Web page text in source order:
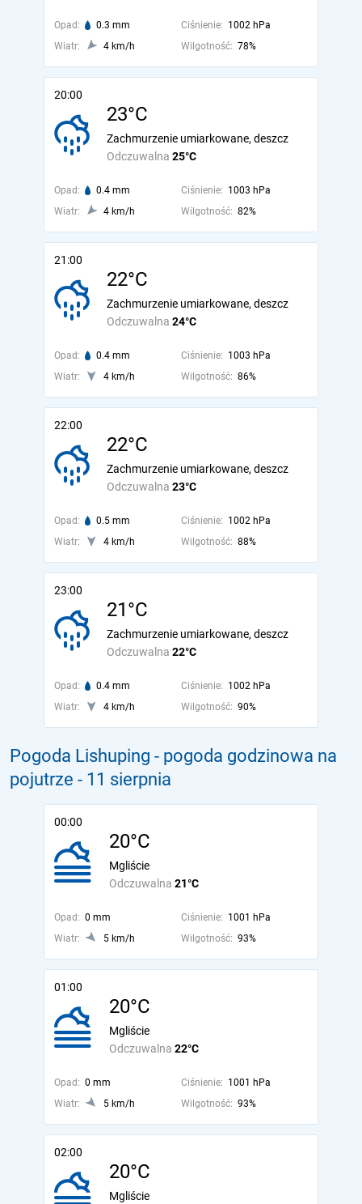
Opad: 0.3 mm Ciśnienie: 1002 hPa
Wiatr:
4 km/h Wilgotność: 78%
20:00
23°C
Odczuwalna 25°C
Zachmurzenie umiarkowane, deszcz
Opad: 0.4 mm Ciśnienie: 1003 hPa
Wiatr:
4 km/h Wilgotność: 82%
21:00
22°C
Odczuwalna 24°C
Zachmurzenie umiarkowane, deszcz
Opad: 0.4 mm Ciśnienie: 1003 hPa
Wiatr:
4 km/h Wilgotność: 86%
22:00
22°C
Odczuwalna 23°C
Zachmurzenie umiarkowane, deszcz
Opad: 0.5 mm Ciśnienie: 1002 hPa
Wiatr:
4 km/h Wilgotność: 88%
23:00
21°C
Odczuwalna 22°C
Zachmurzenie umiarkowane, deszcz
Opad: 0.4 mm Ciśnienie: 1002 hPa
Wiatr:
4 km/h Wilgotność: 90%
Pogoda Lishuping - pogoda godzinowa na
pojutrze - 11 sierpnia
00:00
20°C
Odczuwalna 21°C
Mgliście
Opad: 0 mm Ciśnienie: 1001 hPa
Wiatr:
5 km/h Wilgotność: 93%
01:00
20°C
Odczuwalna 22°C
Mgliście
Opad: 0 mm Ciśnienie: 1001 hPa
Wiatr:
5 km/h Wilgotność: 93%
02:00
20°C
Mgliście